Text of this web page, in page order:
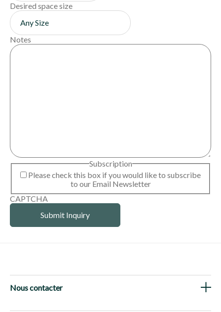
Desired space size
Notes
Subscription
Please check this box if you would like to subscribe
to our Email Newsletter
CAPTCHA
Nous contacter